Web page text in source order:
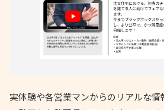
実体験や各営業マンからのリアルな